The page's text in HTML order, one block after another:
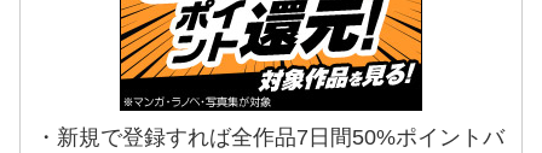
・新規で登録すれば全作品7日間50%ポイントバ